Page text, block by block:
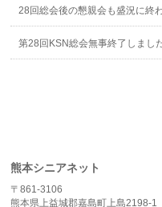
28回総会後の懇親会も盛況に終
第28回KSN総会無事終了しまし
熊本シニアネット
〒861-3106
熊本県上益城郡嘉島町上島2198-1